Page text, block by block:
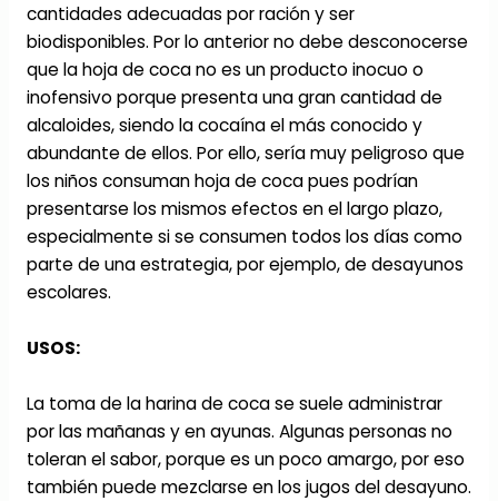
cantidades adecuadas por ración y ser
biodisponibles. Por lo anterior no debe desconocerse
que la hoja de coca no es un producto inocuo o
inofensivo porque presenta una gran cantidad de
alcaloides, siendo la cocaína el más conocido y
abundante de ellos. Por ello, sería muy peligroso que
los niños consuman hoja de coca pues podrían
presentarse los mismos efectos en el largo plazo,
especialmente si se consumen todos los días como
parte de una estrategia, por ejemplo, de desayunos
escolares.
USOS:
La toma de la harina de coca se suele administrar
por las mañanas y en ayunas. Algunas personas no
toleran el sabor, porque es un poco amargo, por eso
también puede mezclarse en los jugos del desayuno.